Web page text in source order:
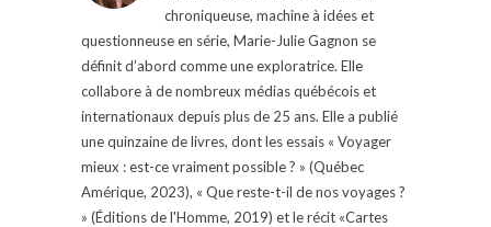
chroniqueuse, machine à idées et
questionneuse en série, Marie-Julie Gagnon se
définit d’abord comme une exploratrice. Elle
collabore à de nombreux médias québécois et
internationaux depuis plus de 25 ans. Elle a publié
une quinzaine de livres, dont les essais « Voyager
mieux : est-ce vraiment possible ? » (Québec
Amérique, 2023), « Que reste-t-il de nos voyages ?
» (Éditions de l'Homme, 2019) et le récit «Cartes